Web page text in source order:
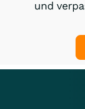
und